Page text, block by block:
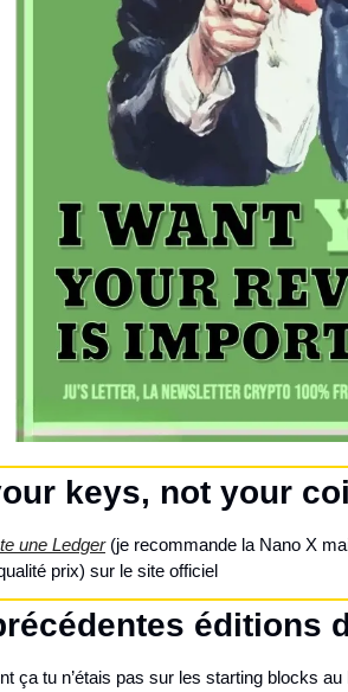
keys, not your
une Ledger (je recommande la Nano X
prix) sur le site officiel
éditions
ça tu n’étais pas sur les starting blocks